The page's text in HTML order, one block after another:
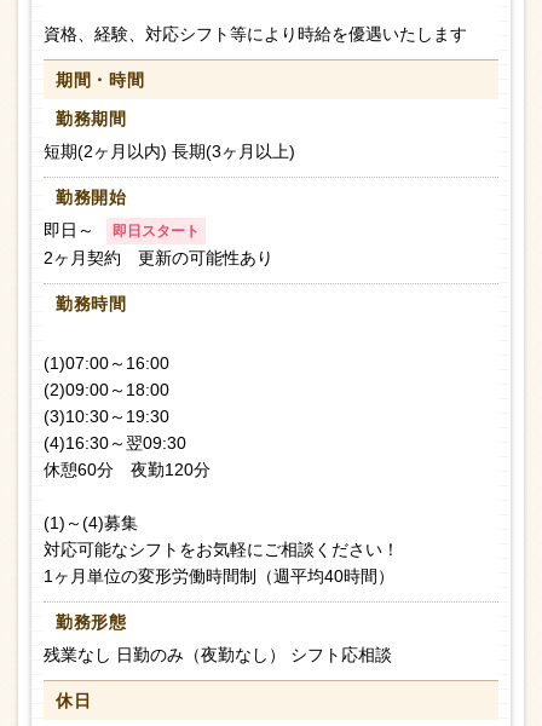
資格、経験、対応シフト等により時給を優遇いたします
期間・時間
勤務期間
短期(2ヶ月以内) 長期(3ヶ月以上)
勤務開始
即日～
即日スタート
2ヶ月契約 更新の可能性あり
勤務時間
(1)07:00～16:00
(2)09:00～18:00
(3)10:30～19:30
(4)16:30～翌09:30
休憩60分 夜勤120分
(1)～(4)募集
対応可能なシフトをお気軽にご相談ください！
1ヶ月単位の変形労働時間制（週平均40時間）
勤務形態
残業なし 日勤のみ（夜勤なし） シフト応相談
休日